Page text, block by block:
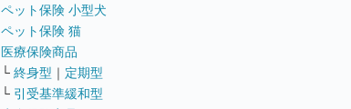
ペット保険 小型犬
ペット保険 猫
医療保険商品
└ 終身型 ｜ 定期型
└ 引受基準緩和型